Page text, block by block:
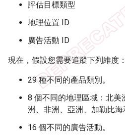
評估目標類型
地理位置 ID
廣告活動 ID
現在，假設您需要追蹤下列維度：
29 種不同的產品類別。
8 個不同的地理區域：北美
洲、非洲、亞洲、加勒比海
16 個不同的廣告活動。